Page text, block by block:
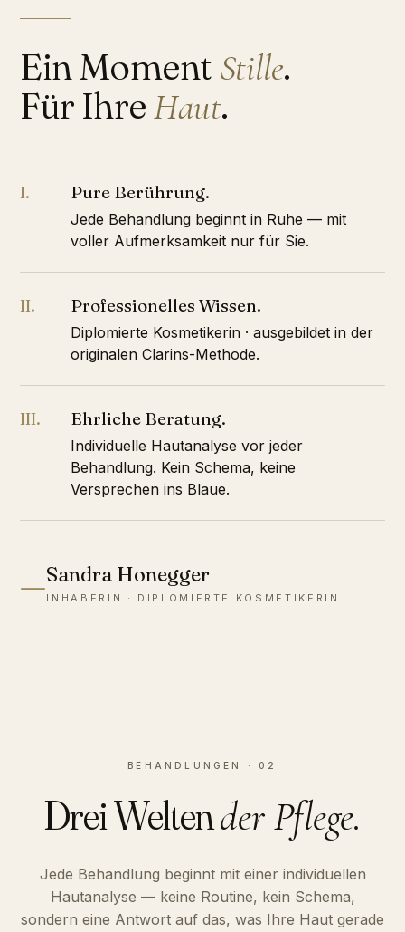
Ein Moment Stille.
Für IhreHaut.
I. Pure Berührung.
Jede Behandlung beginnt in Ruhe — mit
voller Aufmerksamkeit nur für Sie.
II. Professionelles Wissen.
Diplomierte Kosmetikerin · ausgebildet in der
originalen Clarins-Methode.
III. Ehrliche Beratung.
Individuelle Hautanalyse vor jeder
Behandlung. Kein Schema, keine
Versprechen ins Blaue.
—Sandra Honegger
INHABERIN · DIPLOMIERTE KOSMETIKERIN
BEHANDLUNGEN · 02
Drei Weltender Pflege.
Jede Behandlung beginnt mit einer individuellen
Hautanalyse — keine Routine, kein Schema,
sondern eine Antwort auf das, was Ihre Haut gerade